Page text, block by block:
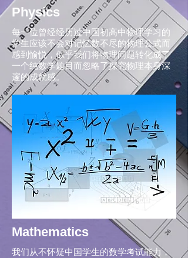
Physics
​每一位曾经经历过中国初高中物理学习的
学生应该不会对记忆数不尽的物理公式而
感到愉悦，似乎我们将物理问题转化成了
一个纯数学题目而忽略了探究物理本身深
邃的成就感。
Mathematics
​我们从不怀疑中国学生的数学考试能力，